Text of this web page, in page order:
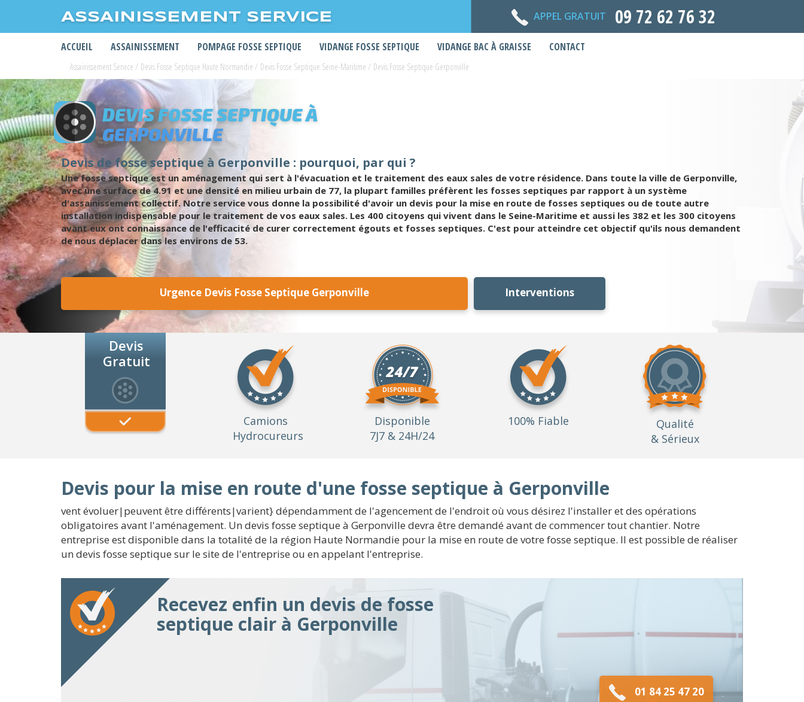
ASSAINISSEMENT SERVICE APPEL GRATUIT 09 72 62 76 32
ACCUEIL ASSAINISSEMENT POMPAGE FOSSE SEPTIQUE VIDANGE FOSSE SEPTIQUE VIDANGE BAC À GRAISSE CONTACT
Assainissement Service / Devis Fosse Septique Haute Normandie / Devis Fosse Septique Seine-Maritime / Devis Fosse Septique Gerponville
DEVIS FOSSE SEPTIQUE À
GERPONVILLE
Devis de fosse septique à Gerponville : pourquoi, par qui ?
Une fosse septique est un aménagement qui sert à l'évacuation et le traitement des eaux sales de votre résidence. Dans toute la ville de Gerponville,
avec une surface de 4.91 et une densité en milieu urbain de 77, la plupart familles préfèrent les fosses septiques par rapport à un système
d'assainissement collectif. Notre service vous donne la possibilité d'avoir un devis pour la mise en route de fosses septiques ou de toute autre
installation indispensable pour le traitement de vos eaux sales. Les 400 citoyens qui vivent dans le Seine-Maritime et aussi les 382 et les 300 citoyens
avant eux ont connaissance de l'efficacité de curer correctement égouts et fosses septiques. C'est pour atteindre cet objectif qu'ils nous demandent
de nous déplacer dans les environs de 53.
Urgence Devis Fosse Septique Gerponville Interventions
Devis
Gratuit
Camions
Hydrocureurs
Disponible
7J7 & 24H/24
100% Fiable
Qualité
& Sérieux
Devis pour la mise en route d'une fosse septique à Gerponville
vent évoluer|peuvent être différents|varient} dépendamment de l'agencement de l'endroit où vous désirez l'installer et des opérations
obligatoires avant l'aménagement. Un devis fosse septique à Gerponville devra être demandé avant de commencer tout chantier. Notre
entreprise est disponible dans la totalité de la région Haute Normandie pour la mise en route de votre fosse septique. Il est possible de réaliser
un devis fosse septique sur le site de l'entreprise ou en appelant l'entreprise.
Recevez enfin un devis de fosse
septique clair à Gerponville
01 84 25 47 20